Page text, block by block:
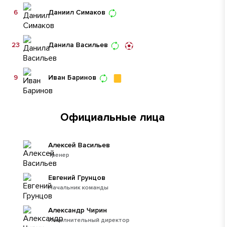
Даниил Симаков
6
Данила Васильев
23
Иван Баринов
9
Официальные лица
Тренер
Алексей Васильев
Начальник команды
Евгений Грунцов
Исполнительный директор
Александр Чирин